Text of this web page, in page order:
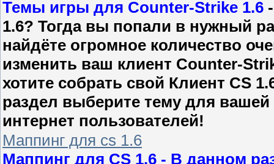
Темы игры для Counter-Strike 1.6
1.6? Тогда вы попали в нужный
найдёте огромное количество
изменить ваш клиент Counter-
хотите собрать свой Клиент CS
раздел выберите тему для
интернет пользователей!
Маппинг для cs 1.6
Маппинг для CS 1.6 - В данном